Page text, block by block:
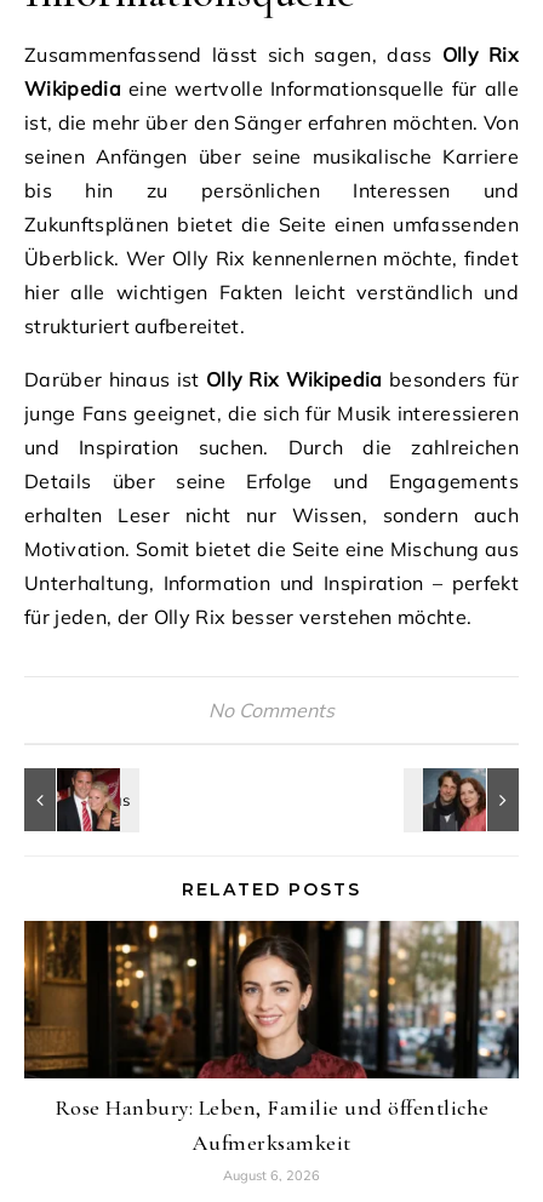
Zusammenfassend lässt sich sagen, dass Olly Rix
Wikipediaeine wertvolle Informationsquelle für alle
ist, die mehr über den Sänger erfahren möchten. Von
seinen Anfängen über seine musikalische Karriere
bis hin zu persönlichen Interessen und
Zukunftsplänen bietet die Seite einen umfassenden
Überblick. Wer Olly Rix kennenlernen möchte, findet
hier alle wichtigen Fakten leicht verständlich und
strukturiert aufbereitet.
Darüber hinaus ist Olly Rix Wikipedia besonders für
junge Fans geeignet, die sich für Musik interessieren
und Inspiration suchen. Durch die zahlreichen
Details über seine Erfolge und Engagements
erhalten Leser nicht nur Wissen, sondern auch
Motivation. Somit bietet die Seite eine Mischung aus
Unterhaltung, Information und Inspiration – perfekt
für jeden, der Olly Rix besser verstehen möchte.
No Comments
RELATED POSTS
Rose Hanbury: Leben, Familie und öffentliche
Aufmerksamkeit
August 6, 2026